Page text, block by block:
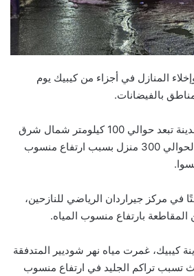
المنازل في أجزاء من كيبيك يوم
بالفيضانات.
وفي دروموندفيل، وهي مدينة تبعد حوالي 100 كيلومتر شمال شرق
مونتريال، صدر أمر إخلاء لحوالي 300 منزل بسبب ارتفاع منسوب
في مركز جيراردان الرياضي للنازحين،
بارتفاع منسوب المياه.
كيبيك، غمرت مياه نهر شوديير المتدفقة
تسبب تراكم الجليد في ارتفاع منسوب